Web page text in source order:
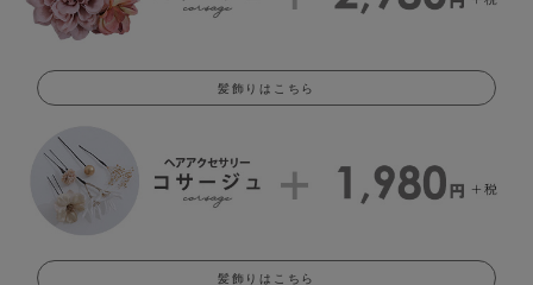
髪飾りはこちら
髪飾りはこちら